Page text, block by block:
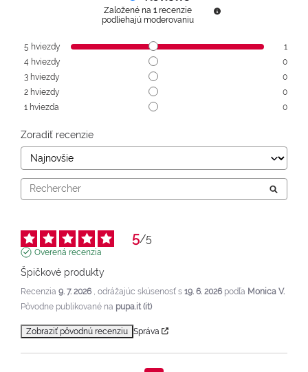
Založené na 1 recenzie
podliehajú moderovaniu
5 hviezdy
1
4 hviezdy
0
3 hviezdy
0
2 hviezdy
0
1 hviezda 0
Zoradiť recenzie
5/5
Overená recenzia
Špičkové produkty
Recenzia 9. 7. 2026 , odrážajúc skúsenosť s 19. 6. 2026 podľa Monica V.
Pôvodne publikované na pupa.it (it)
Zobraziť pôvodnú recenziu Správa